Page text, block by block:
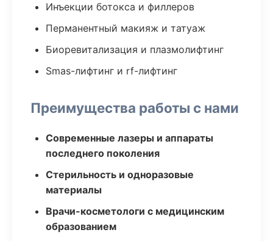
Инъекции ботокса и филлеров
Перманентный макияж и татуаж
Биоревитализация и плазмолифтинг
Smas-лифтинг и rf-лифтинг
Преимущества работы с нами
Современные лазеры и аппараты
последнего поколения
Стерильность и одноразовые
материалы
Врачи-косметологи с медицинским
образованием